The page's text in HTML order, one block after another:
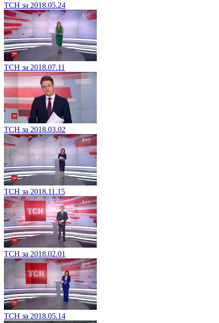
ТСН за 2018.05.24
ТСН за 2018.07.11
ТСН за 2018.03.02
ТСН за 2018.11.15
ТСН за 2018.02.01
ТСН за 2018.05.14